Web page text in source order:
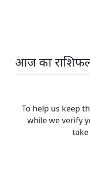
आज का